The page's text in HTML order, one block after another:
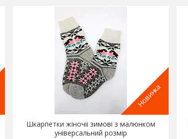
Новинка
Шкарпетки жіночіі зимові з малюнком
універсальний розмір